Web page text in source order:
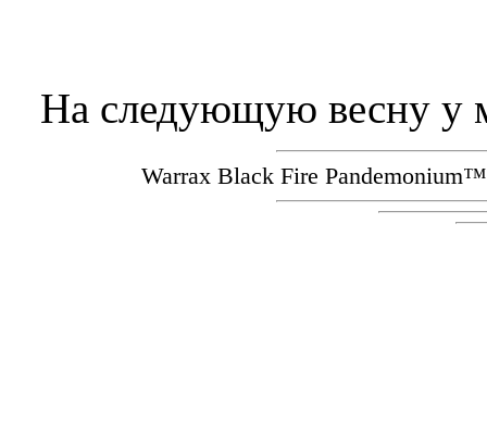
Hа следующую весну у
Warrax Black Fire